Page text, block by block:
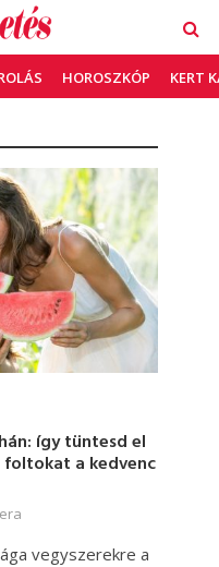
HOROSZKÓP KERT
így tüntesd el
foltokat a kedvenc
vegyszerekre a